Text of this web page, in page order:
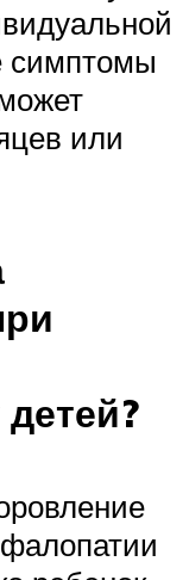
симптомы
или